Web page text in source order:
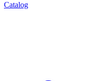
Catalog